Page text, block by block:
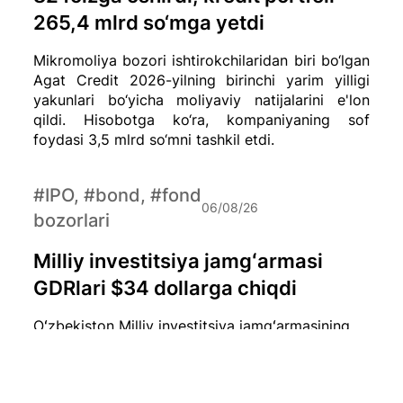
Mikromoliya bozori ishtirokchilaridan biri bo‘lgan
Agat Credit 2026-yilning birinchi yarim yilligi
yakunlari bo‘yicha moliyaviy natijalarini e'lon
qildi. Hisobotga ko‘ra, kompaniyaning sof
foydasi 3,5 mlrd so‘mni tashkil etdi.
265,4 mlrd so‘mga yetdi
Oʻzbekiston Milliy investitsiya jamgʻarmasining
Milliy investitsiya jamgʻarmasi
GDRlari $34 dollarga chiqdi
#IPO, #bond, #fond
bozorlari
06/08/26